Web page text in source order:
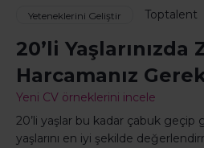
Yeteneklerini Geliştir Toptalent
20’li Yaşlarınızda
Harcamanız
Yeni CV örneklerini incele
20’li yaşlar bu kadar çabuk geçip
yaşlarını en iyi şekilde